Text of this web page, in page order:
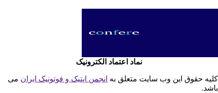
نماد اعتماد الکترونیک
حقوق این وب سایت متعلق بهانجمن اپتیک و فوتونیک ایران می